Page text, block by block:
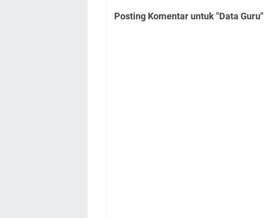
Posting Komentar untuk "Data Guru"